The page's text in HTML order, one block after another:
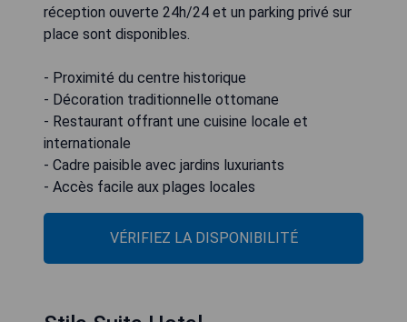
réception ouverte 24h/24 et un parking privé sur
place sont disponibles.
- Proximité du centre historique
- Décoration traditionnelle ottomane
- Restaurant offrant une cuisine locale et
internationale
- Cadre paisible avec jardins luxuriants
- Accès facile aux plages locales
VÉRIFIEZ LA DISPONIBILITÉ